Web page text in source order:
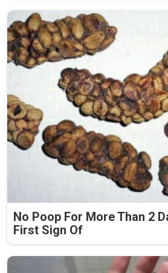
No Poop For More Than 2
First Sign Of